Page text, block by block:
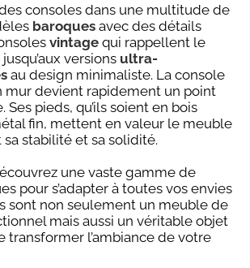
consoles dans une multitude de
baroques avec des détails
vintage qui rappellent le
versions ultra-
au design minimaliste. La console
mur devient rapidement un point
Ses pieds, qu’ils soient en bois
fin, mettent en valeur le meuble
stabilité et sa solidité.
une vaste gamme de
pour s’adapter à toutes vos envies
sont non seulement un meuble de
mais aussi un véritable objet
transformer l’ambiance de votre